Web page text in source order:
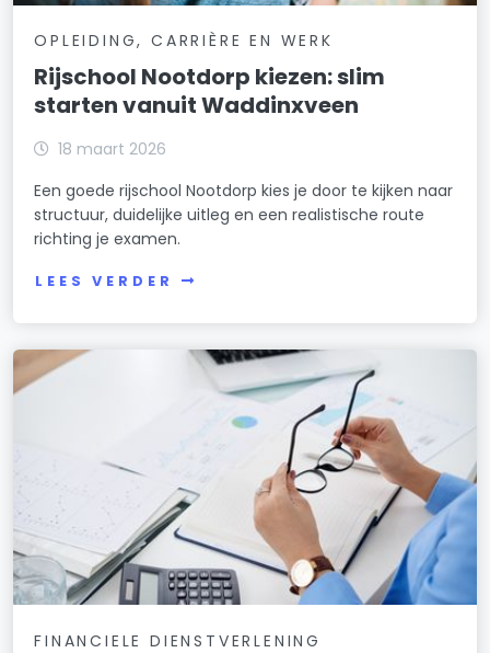
OPLEIDING, CARRIÈRE EN WERK
Rijschool Nootdorp kiezen: slim
starten vanuit Waddinxveen
18 maart 2026
Een goede rijschool Nootdorp kies je door te kijken naar
structuur, duidelijke uitleg en een realistische route
richting je examen.
LEES VERDER
FINANCIELE DIENSTVERLENING